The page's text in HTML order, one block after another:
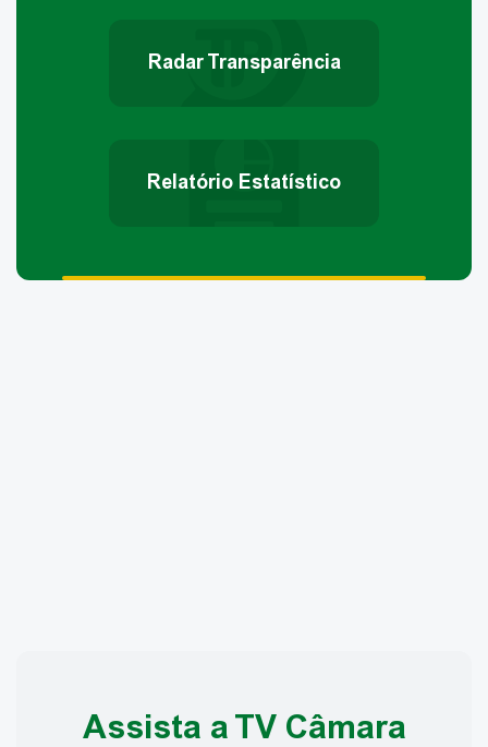
Radar Transparência
Relatório Estatístico
Assista a TV Câmara